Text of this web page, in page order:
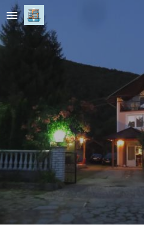
Villa Artemida